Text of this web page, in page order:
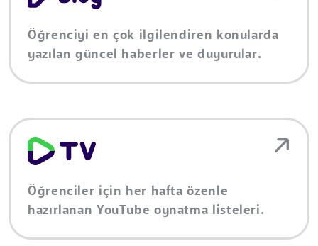
Öğrenciyi en çok ilgilendiren konularda
yazılan güncel haberler ve duyurular.
Öğrenciler için her hafta özenle
hazırlanan YouTube oynatma listeleri.